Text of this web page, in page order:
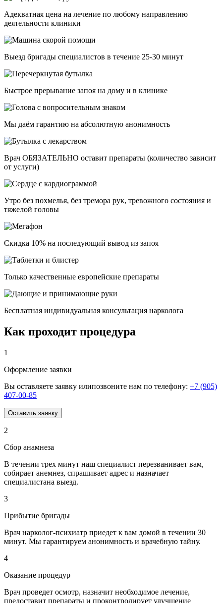
Адекватная цена на лечение по любому направлению
деятельности клиники
Выезд бригады специалистов в течение 25-30 минут
Быстрое прерывание запоя на дому и в клинике
Мы даём гарантию на абсолютную анонимность
Врач ОБЯЗАТЕЛЬНО оставит препараты (количество зависит
от услуги)
Утро без похмелья, без тремора рук, тревожного состояния и
тяжелой головы
Скидка 10% на последующий вывод из запоя
Только качественные европейские препараты
Бесплатная индивидуальная консультация нарколога
Как проходит процедура
1
Оформление заявки
Вы оставляете заявку илипозвоните нам по телефону: +7 (905)
407-00-85
Оставить заявку
2
Сбор анамнеза
В течении трех минут наш специалист перезванивает вам,
собирает анемнез, спрашивает адрес и назначает
специалистана выезд.
3
Прибытие бригады
Врач нарколог-психиатр приедет к вам домой в течении 30
минут. Мы гарантируем анонимность и врачебную тайну.
4
Оказание процедур
Врач проведет осмотр, назначит необходимое лечение,
предоставит препараты и проконтролирует улучшение